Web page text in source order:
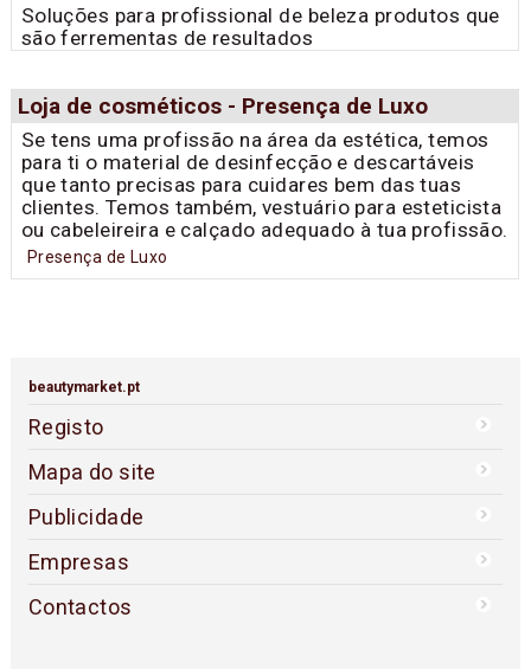
Soluções para profissional de beleza produtos que
são ferrementas de resultados
Loja de cosméticos - Presença de Luxo
Se tens uma profissão na área da estética, temos
para ti o material de desinfecção e descartáveis
que tanto precisas para cuidares bem das tuas
clientes. Temos também, vestuário para esteticista
ou cabeleireira e calçado adequado à tua profissão.
Presença de Luxo
beautymarket.pt
Registo
Mapa do site
Publicidade
Empresas
Contactos